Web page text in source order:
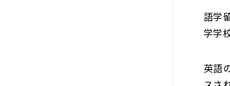
語学
学学
英語